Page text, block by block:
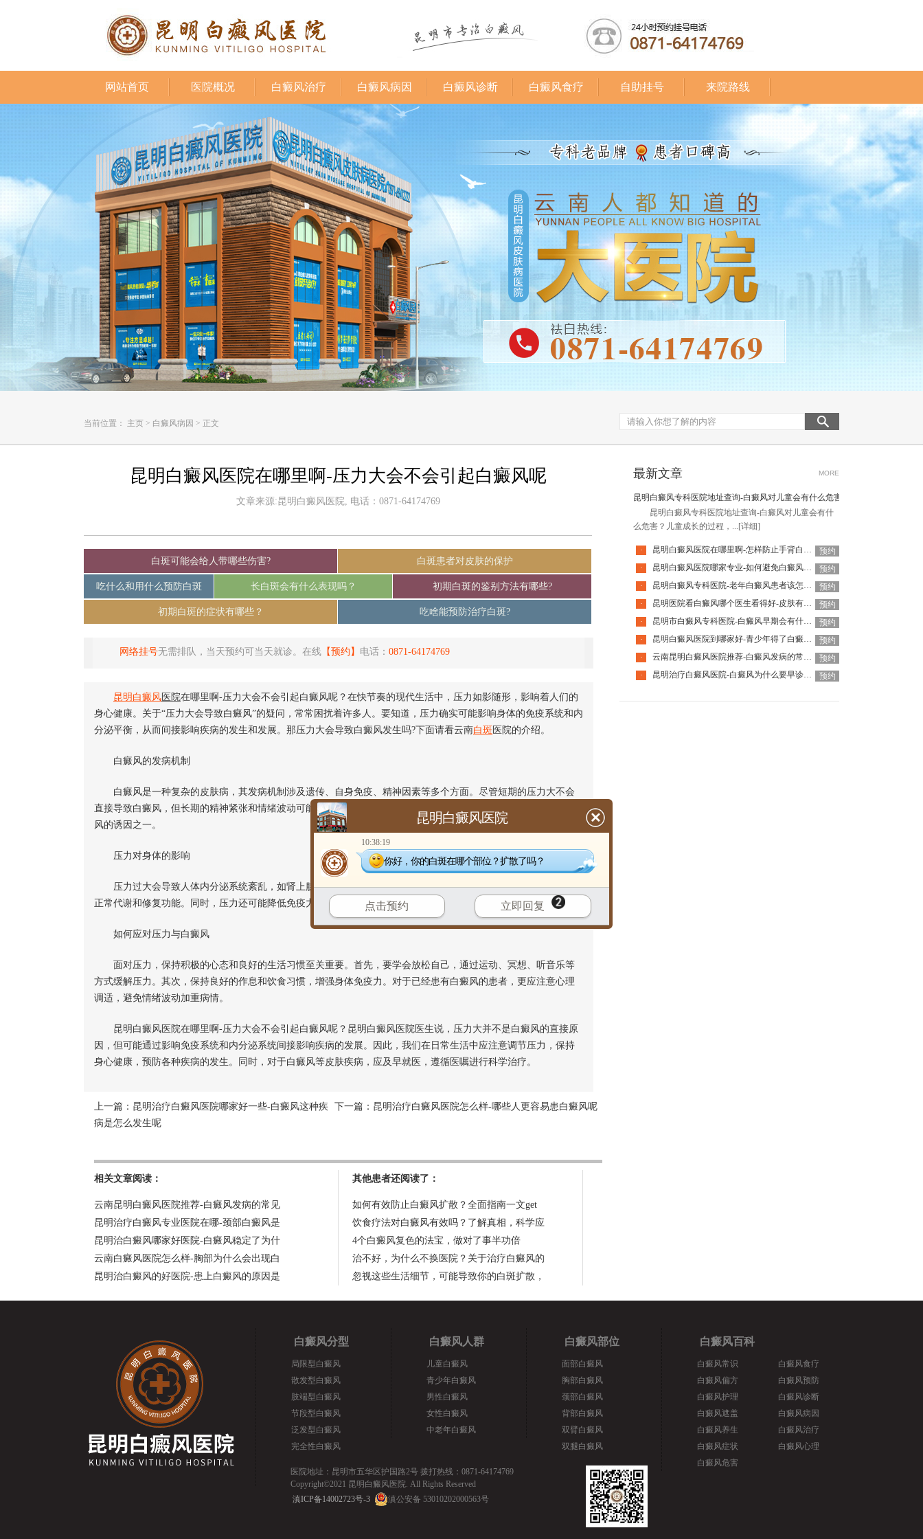
网站首页 医院概况 白癜风治疗 白癜风病因 白癜风诊断 白癜风食疗 自助挂号 来院路线
当前位置： 主页 > 白癜风病因 > 正文
昆明白癜风医院在哪里啊-压力大会不会引起白癜风呢
文章来源:昆明白癜风医院, 电话：0871-64174769
白斑可能会给人带哪些伤害? 白斑患者对皮肤的保护
吃什么和用什么预防白斑 长白斑会有什么表现吗？ 初期白斑的鉴别方法有哪些?
初期白斑的症状有哪些？ 吃啥能预防治疗白斑?
网络挂号无需排队，当天预约可当天就诊。在线 【预约】 电话： 0871-64174769
昆明 白癜风 医院在哪里啊-压力大会不会引起白癜风呢？在快节奏的现代生活中，压力如影随形，影响着人们的
身心健康。关于“压力大会导致白癜风”的疑问，常常困扰着许多人。要知道，压力确实可能影响身体的免疫系统和内
分泌平衡，从而间接影响疾病的发生和发展。那压力大会导致白癜风发生吗?下面请看云南白斑 医院的介绍。
白癜风的发病机制
白癜风是一种复杂的皮肤病，其发病机制涉及遗传、自身免疫、精神因素等多个方面。尽管短期的压力大不会
直接导致白癜风，但长期的精神紧张和情绪波动可能引发免疫功能紊乱，进而影响黑色素的生成和分布，成为白癜
风的诱因之一。
压力对身体的影响
压力过大会导致人体内分泌系统紊乱，如肾上腺素、皮质醇等激素分泌增加，这些激素的变化可能影响皮肤的
正常代谢和修复功能。同时，压力还可能降低免疫力，使身体更容易受到各种疾病的侵袭。
如何应对压力与白癜风
面对压力，保持积极的心态和良好的生活习惯至关重要。首先，要学会放松自己，通过运动、冥想、听音乐等
方式缓解压力。其次，保持良好的作息和饮食习惯，增强身体免疫力。对于已经患有白癜风的患者，更应注意心理
调适，避免情绪波动加重病情。
昆明白癜风医院在哪里啊-压力大会不会引起白癜风呢？昆明白癜风医院医生说，压力大并不是白癜风的直接原
因，但可能通过影响免疫系统和内分泌系统间接影响疾病的发展。因此，我们在日常生活中应注意调节压力，保持
身心健康，预防各种疾病的发生。同时，对于白癜风等皮肤疾病，应及早就医，遵循医嘱进行科学治疗。
上一篇： 昆明治疗白癜风医院哪家好一些-白癜风这种疾
病是怎么发生呢
下一篇： 昆明治疗白癜风医院怎么样-哪些人更容易患白癜风呢
相关文章阅读：
云南昆明白癜风医院推荐-白癜风发病的常见
昆明治疗白癜风专业医院在哪-颈部白癜风是
昆明治白癜风哪家好医院-白癜风稳定了为什
云南白癜风医院怎么样-胸部为什么会出现白
昆明治白癜风的好医院-患上白癜风的原因是
其他患者还阅读了：
如何有效防止白癜风扩散？全面指南一文get
饮食疗法对白癜风有效吗？了解真相，科学应
4个白癜风复色的法宝，做对了事半功倍
治不好，为什么不换医院？关于治疗白癜风的
忽视这些生活细节，可能导致你的白斑扩散，
最新文章 MORE
昆明白癜风专科医院地址查询-白癜风对儿童会有什么危害
昆明白癜风专科医院地址查询-白癜风对儿童会有什
么危害？儿童成长的过程，... [详细]
· 昆明白癜风医院在哪里啊-怎样防止手背白癜风扩散呢
预约
·
昆明白癜风医院哪家专业-如何避免白癜风复发呢
预约
·
昆明白癜风专科医院-老年白癜风患者该怎么有效应对疾病
预约
·
昆明医院看白癜风哪个医生看得好-皮肤有白癜风后该怎么护理
预约
·
昆明市白癜风专科医院-白癜风早期会有什么症状
预约
·
昆明白癜风医院到哪家好-青少年得了白癜风该怎么科学治疗呢
预约
·
云南昆明白癜风医院推荐-白癜风发病的常见诱因是什么
预约
·
昆明治疗白癜风医院-白癜风为什么要早诊早治 预约
白癜风分型
局限型白癜风
散发型白癜风
肢端型白癜风
节段型白癜风
泛发型白癜风
完全性白癜风
白癜风人群
儿童白癜风
青少年白癜风
男性白癜风
女性白癜风
中老年白癜风
白癜风部位
面部白癜风
胸部白癜风
颈部白癜风
背部白癜风
双臂白癜风
双腿白癜风
白癜风百科
白癜风常识
白癜风偏方
白癜风护理
白癜风遮盖
白癜风养生
白癜风症状
白癜风危害
白癜风食疗
白癜风预防
白癜风诊断
白癜风病因
白癜风治疗
白癜风心理
医院地址：昆明市五华区护国路2号 拨打热线：0871-64174769
Copyright©2021 昆明白癜风医院. All Rights Reserved
滇ICP备14002723号-3
滇公安备 53010202000563号
昆明白癜风医院
10:38:19
你好，你的白斑在哪个部位？扩散了吗？
点击预约 立即回复